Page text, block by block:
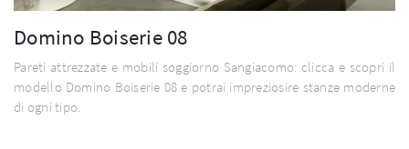
Domino Boiserie 08
Pareti attrezzate e mobili soggiorno Sangiacomo: clicca e scopri il
modello Domino Boiserie 08 e potrai impreziosire stanze moderne
di ogni tipo.